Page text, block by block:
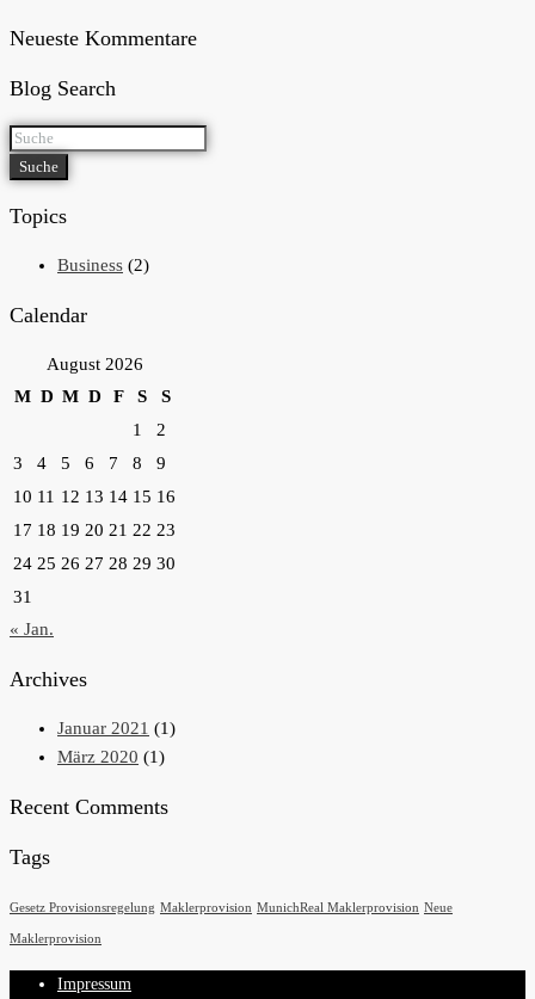
Neueste Kommentare
Blog Search
Suche
Topics
Business (2)
Calendar
August 2026
M D M D F S
S
1
2
3
4 5 6 7 8
9
10 11 12 13 14 15 16
17 18 19 20 21 22 23
24 25 26 27 28 29 30
31
« Jan.
Archives
Januar 2021 (1)
März 2020 (1)
Recent Comments
Tags
Gesetz Provisionsregelung Maklerprovision MunichReal Maklerprovision Neue
Maklerprovision
Impressum